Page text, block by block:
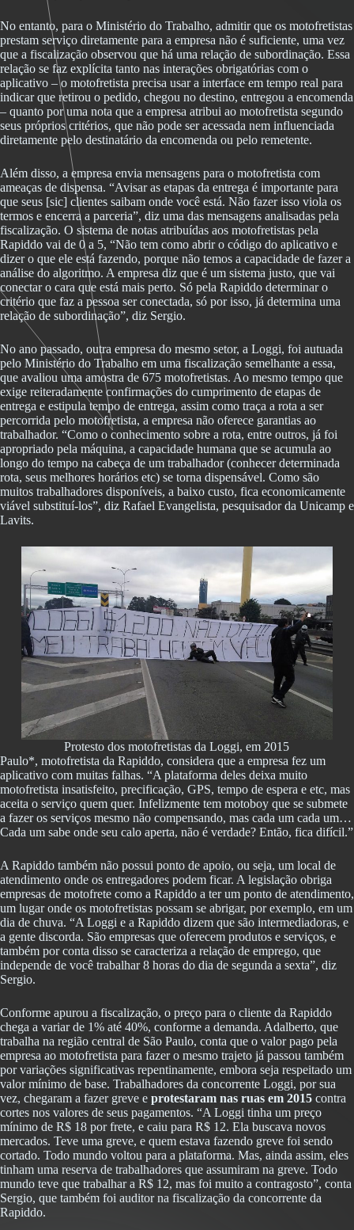
No entanto, para o Ministério do Trabalho, admitir que os motofretistas
prestam serviço diretamente para a empresa não é suficiente, uma vez
que a fiscalização observou que há uma relação de subordinação. Essa
relação se faz explícita tanto nas interações obrigatórias com o
aplicativo – o motofretista precisa usar a interface em tempo real para
indicar que retirou o pedido, chegou no destino, entregou a encomenda
– quanto por uma nota que a empresa atribui ao motofretista segundo
seus próprios critérios, que não pode ser acessada nem influenciada
diretamente pelo destinatário da encomenda ou pelo remetente.
Além disso, a empresa envia mensagens para o motofretista com
ameaças de dispensa. “Avisar as etapas da entrega é importante para
que seus [sic] clientes saibam onde você está. Não fazer isso viola os
termos e encerra a parceria”, diz uma das mensagens analisadas pela
fiscalização. O sistema de notas atribuídas aos motofretistas pela
Rapiddo vai de 0 a 5, “Não tem como abrir o código do aplicativo e
dizer o que ele está fazendo, porque não temos a capacidade de fazer a
análise do algoritmo. A empresa diz que é um sistema justo, que vai
conectar o cara que está mais perto. Só pela Rapiddo determinar o
critério que faz a pessoa ser conectada, só por isso, já determina uma
relação de subordinação”, diz Sergio.
No ano passado, outra empresa do mesmo setor, a Loggi, foi autuada
pelo Ministério do Trabalho em uma fiscalização semelhante a essa,
que avaliou uma amostra de 675 motofretistas. Ao mesmo tempo que
exige reiteradamente confirmações do cumprimento de etapas de
entrega e estipula tempo de entrega, assim como traça a rota a ser
percorrida pelo motofretista, a empresa não oferece garantias ao
trabalhador. “Como o conhecimento sobre a rota, entre outros, já foi
apropriado pela máquina, a capacidade humana que se acumula ao
longo do tempo na cabeça de um trabalhador (conhecer determinada
rota, seus melhores horários etc) se torna dispensável. Como são
muitos trabalhadores disponíveis, a baixo custo, fica economicamente
viável substituí-los”, diz Rafael Evangelista, pesquisador da Unicamp e
Lavits.
Protesto dos motofretistas da Loggi, em 2015
Paulo*, motofretista da Rapiddo, considera que a empresa fez um
aplicativo com muitas falhas. “A plataforma deles deixa muito
motofretista insatisfeito, precificação, GPS, tempo de espera e etc, mas
aceita o serviço quem quer. Infelizmente tem motoboy que se submete
a fazer os serviços mesmo não compensando, mas cada um cada um…
Cada um sabe onde seu calo aperta, não é verdade? Então, fica difícil.”
A Rapiddo também não possui ponto de apoio, ou seja, um local de
atendimento onde os entregadores podem ficar. A legislação obriga
empresas de motofrete como a Rapiddo a ter um ponto de atendimento,
um lugar onde os motofretistas possam se abrigar, por exemplo, em um
dia de chuva. “A Loggi e a Rapiddo dizem que são intermediadoras, e
a gente discorda. São empresas que oferecem produtos e serviços, e
também por conta disso se caracteriza a relação de emprego, que
independe de você trabalhar 8 horas do dia de segunda a sexta”, diz
Sergio.
Conforme apurou a fiscalização, o preço para o cliente da Rapiddo
chega a variar de 1% até 40%, conforme a demanda. Adalberto, que
trabalha na região central de São Paulo, conta que o valor pago pela
empresa ao motofretista para fazer o mesmo trajeto já passou também
por variações significativas repentinamente, embora seja respeitado um
valor mínimo de base. Trabalhadores da concorrente Loggi, por sua
vez, chegaram a fazer greve e protestaram nas ruas em 2015 contra
cortes nos valores de seus pagamentos. “A Loggi tinha um preço
mínimo de R$ 18 por frete, e caiu para R$ 12. Ela buscava novos
mercados. Teve uma greve, e quem estava fazendo greve foi sendo
cortado. Todo mundo voltou para a plataforma. Mas, ainda assim, eles
tinham uma reserva de trabalhadores que assumiram na greve. Todo
mundo teve que trabalhar a R$ 12, mas foi muito a contragosto”, conta
Sergio, que também foi auditor na fiscalização da concorrente da
Rapiddo.